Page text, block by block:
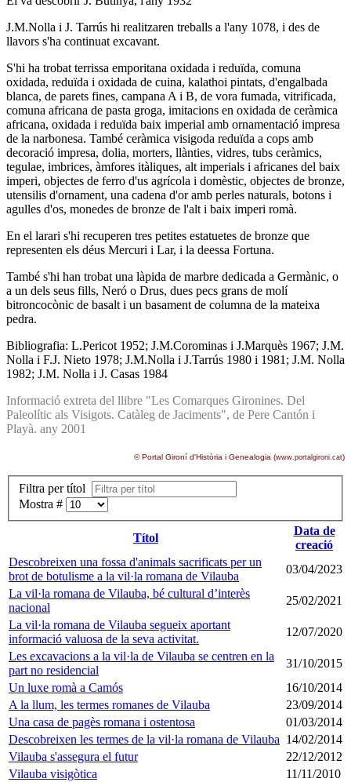
J.M.Nolla i J. Tarrús hi realitzaren treballs a l'any 1078, i des de
llavors s'ha continuat excavant.
S'hi ha trobat terrissa emporitana oxidada i reduïda, comuna
oxidada, reduïda i oxidada de cuina, kalathoi pintats, d'engalbada
blanca, de parets fines, campana A i B, de vora fumada, vitrificada,
comuna africana de pasta groga, imitacions en oxidada de ceràmica
africana, oxidada i reduïda baix imperial amb ornamentació impresa
de la narbonesa. També ceràmica visigoda reduïda a cops amb
decoració impresa, dolia, morters, llànties, vidres, tubs ceràmics,
tegulae, imbrices, àmfores itàliques, alt imperials i africanes del baix
imperi, objectes de ferro d'us agrícola i domèstic, objectes de bronze,
utensilis d'ornament, una cadena d'or amb perles naturals, botons i
agulles d'os, monedes de bronze de l'alt i baix imperi romà.
En el larari s'hi recuperen tres petites estatuetes de bronze que
representen els déus Mercuri i Lar, i la deessa Fortuna.
També s'hi han trobat una làpida de marbre dedicada a Germànic, o
a un dels seus fills, Neró o Drus, dues pecs grans de molí
bitroncocònic de basalt i un basament de columna de la mateixa
pedra.
Bibliografia: L.Pericot 1952; J.M.Corominas i J.Marquès 1967; J.M.
Nolla i F.J. Nieto 1978; J.M.Nolla i J.Tarrús 1980 i 1981; J.M. Nolla
1982; J.M. Nolla i J. Casas 1984
Informació extreta del llibre "Les Comarques Gironines. Del
Paleolític als Visigots. Catàleg de Jaciments", de Pere Cantón i
Playà. any 2001
© Portal Gironí d'Història i Genealogia (www.portalgironi.cat)
Filtra per títol
Mostra #
Títol
Data de
creació
Descobreixen una fossa d'animals sacrificats per un
brot de botulisme a la vil·la romana de Vilauba
03/04/2023
La vil·la romana de Vilauba, bé cultural d’interès
nacional
25/02/2021
La vil·la romana de Vilauba segueix aportant
informació valuosa de la seva activitat.
12/07/2020
Les excavacions a la vil·la de Vilauba se centren en la
part no residencial
31/10/2015
Un luxe romà a Camós
16/10/2014
A la llum, les termes romanes de Vilauba
23/09/2014
Una casa de pagès romana i ostentosa
01/03/2014
Descobreixen les termes de la vil·la romana de Vilauba 14/02/2014
Vilauba s'assegura el futur
22/12/2012
Vilauba visigòtica
11/11/2010